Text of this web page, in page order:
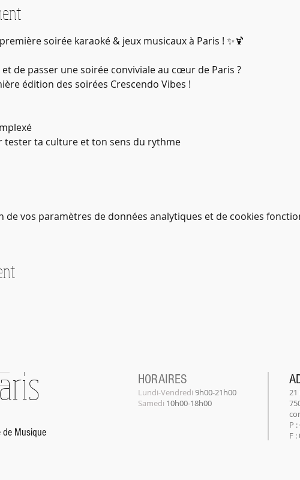
soirée karaoké & jeux musicaux à Paris ! ✨🍹
de passer une soirée conviviale au cœur de Paris ?
édition des soirées Crescendo Vibes !
tester ta culture et ton sens du rythme
de vos paramètres de données analytiques et de cookies
HORAIRES
Lundi-Vendredi 9h00-21h00
​Samedi 10h00-18h00
de Musique
21
P
F :